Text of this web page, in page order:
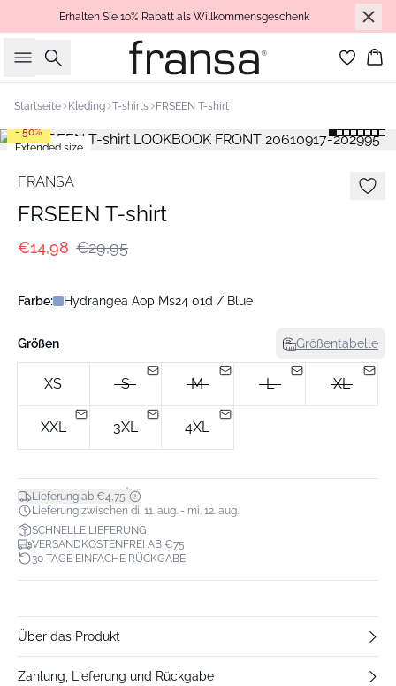
Erhalten Sie 10% Rabatt als Willkommensgeschenk
Suche
Startseite Kleding T-shirts FRSEEN T-shirt
Extended size
- 50%
FRANSA
FRSEEN T-shirt
€14,98 €29,95
Farbe: Hydrangea Aop Ms24 01d / Blue
Größen Größentabelle
XS S M L XL
XXL 3XL 4XL
Lieferung ab €4,75*
Lieferung zwischen di. 11. aug. - mi. 12. aug.
SCHNELLE LIEFERUNG
VERSANDKOSTENFREI AB €75
30 TAGE EINFACHE RÜCKGABE
Über das Produkt
Zahlung, Lieferung und Rückgabe